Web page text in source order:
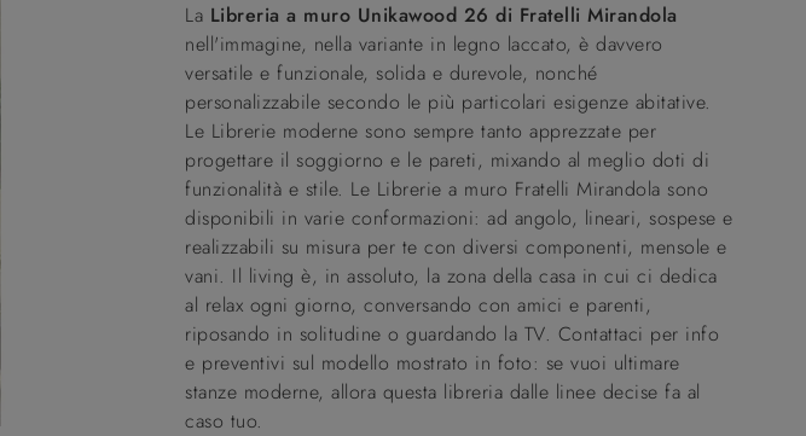
La Libreria a muro Unikawood 26 di Fratelli Mirandola
nell'immagine, nella variante in legno laccato, è davvero
versatile e funzionale, solida e durevole, nonché
personalizzabile secondo le più particolari esigenze abitative.
Le Librerie moderne sono sempre tanto apprezzate per
progettare il soggiorno e le pareti, mixando al meglio doti di
funzionalità e stile. Le Librerie a muro Fratelli Mirandola sono
disponibili in varie conformazioni: ad angolo, lineari, sospese e
realizzabili su misura per te con diversi componenti, mensole e
vani. Il living è, in assoluto, la zona della casa in cui ci dedica
al relax ogni giorno, conversando con amici e parenti,
riposando in solitudine o guardando la TV. Contattaci per info
e preventivi sul modello mostrato in foto: se vuoi ultimare
stanze moderne, allora questa libreria dalle linee decise fa al
caso tuo.